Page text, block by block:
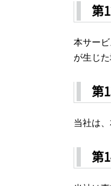
第
本サー
が生じ
第
当社は
第